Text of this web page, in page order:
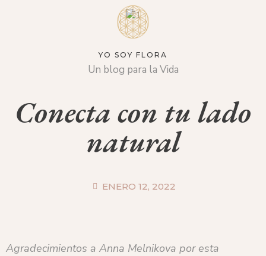
YO SOY FLORA
Un blog para la Vida
Conecta con tu lado
natural
ENERO 12, 2022
Agradecimientos a Anna Melnikova por esta